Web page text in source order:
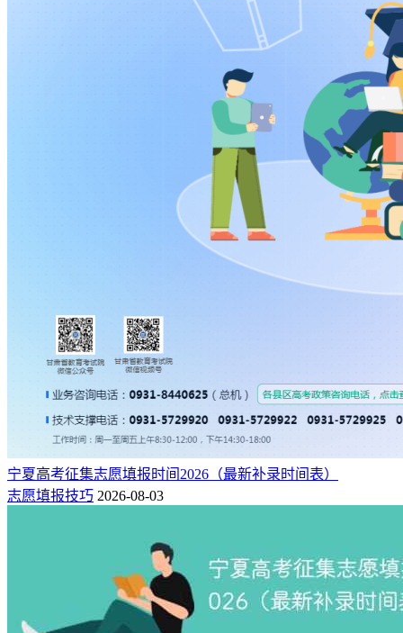
宁夏高考征集志愿填报时间2026（最新补录时间表）
志愿填报技巧 2026-08-03